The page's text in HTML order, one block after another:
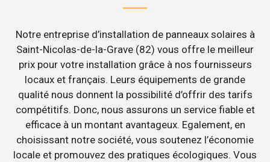
Notre entreprise d’installation de panneaux solaires à
Saint-Nicolas-de-la-Grave (82) vous offre le meilleur
prix pour votre installation grâce à nos fournisseurs
locaux et français. Leurs équipements de grande
qualité nous donnent la possibilité d’offrir des tarifs
compétitifs. Donc, nous assurons un service fiable et
efficace à un montant avantageux. Egalement, en
choisissant notre société, vous soutenez l’économie
locale et promouvez des pratiques écologiques. Vous